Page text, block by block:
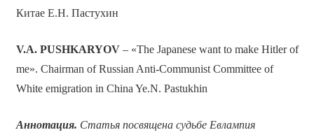
Китае Е.Н. Пастухин
V.A. PUSHKARYOV– «The Japanese want to make Hitler of
me». Chairman of Russian Anti-Communist Committee of
White emigration in China Ye.N. Pastukhin
Аннотация. Статья посвящена судьбе Евлампия